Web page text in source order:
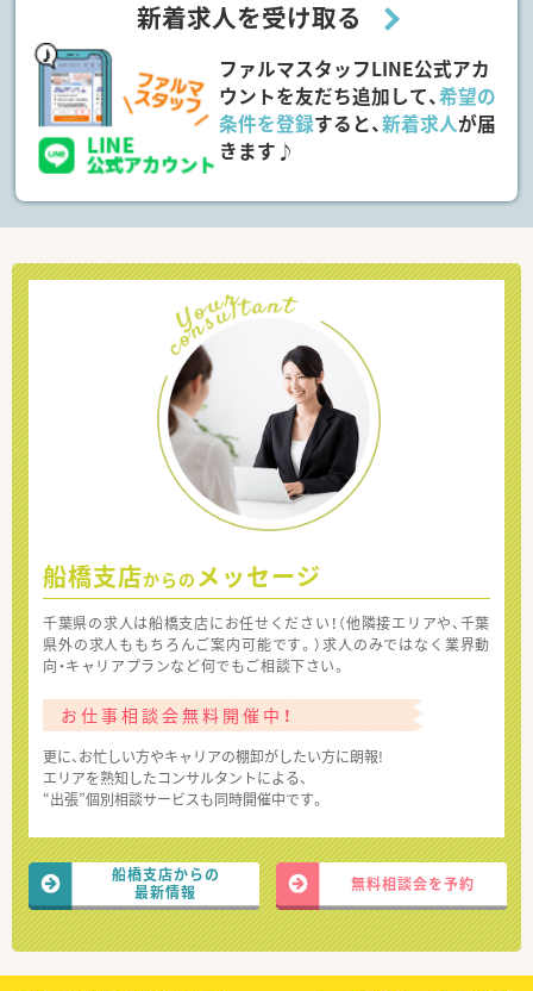
新着求人を受け取る
ファルマスタッフLINE公式アカ
ウントを友だち追加して、希望の
条件を登録すると、新着求人が届
きます♪
船橋支店からの メッセージ
千葉県の求人は船橋支店にお任せください！（他隣接エリアや、千葉
県外の求人ももちろんご案内可能です。）求人のみではなく業界動
向・キャリアプランなど何でもご相談下さい。
お仕事相談会無料開催中！
更に、お忙しい方やキャリアの棚卸がしたい方に朗報!
エリアを熟知したコンサルタントによる、
“出張”個別相談サービスも同時開催中です。
船橋支店からの
最新情報
無料相談会を予約